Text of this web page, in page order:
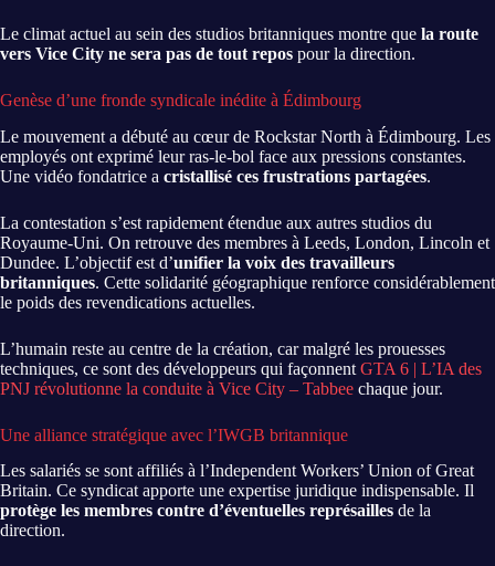
Le climat actuel au sein des studios britanniques montre que la route
vers Vice City ne sera pas de tout repos pour la direction.
Genèse d’une fronde syndicale inédite à Édimbourg
Le mouvement a débuté au cœur de Rockstar North à Édimbourg. Les
employés ont exprimé leur ras-le-bol face aux pressions constantes.
Une vidéo fondatrice a cristallisé ces frustrations partagées.
La contestation s’est rapidement étendue aux autres studios du
Royaume-Uni. On retrouve des membres à Leeds, London, Lincoln et
Dundee. L’objectif est d’unifier la voix des travailleurs
britanniques. Cette solidarité géographique renforce considérablement
le poids des revendications actuelles.
L’humain reste au centre de la création, car malgré les prouesses
techniques, ce sont des développeurs qui façonnent GTA 6 | L’IA des
PNJ révolutionne la conduite à Vice City – Tabbee chaque jour.
Une alliance stratégique avec l’IWGB britannique
Les salariés se sont affiliés à l’Independent Workers’ Union of Great
Britain. Ce syndicat apporte une expertise juridique indispensable. Il
protège les membres contre d’éventuelles représailles de la
direction.